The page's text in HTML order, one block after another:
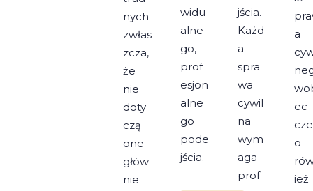
nych
zwłas
zcza,
że
nie
doty
czą
one
głów
nie
widu
alne
go,
prof
esjon
alne
go
pode
jścia.
jścia.
Każd
a
spra
wa
cywil
na
wym
aga
prof
a
ec
o
ież